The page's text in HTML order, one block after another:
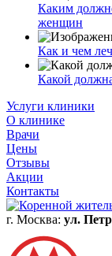
Каким
женщин
Как и чем
Какой
Услуги клиники
О клинике
Врачи
Цены
Отзывы
Акции
Контакты
г. Москва: ул.